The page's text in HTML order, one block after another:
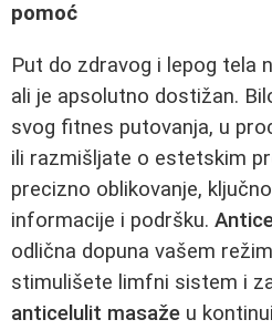
pomoć
Put do zdravog i lepog tela
ali je apsolutno dostižan.
svog fitnes putovanja, u
ili razmišljate o estetskim
precizno oblikovanje,
informacije i podršku.
odlična dopuna vašem
stimulišete limfni sistem i
anticelulit masaže u